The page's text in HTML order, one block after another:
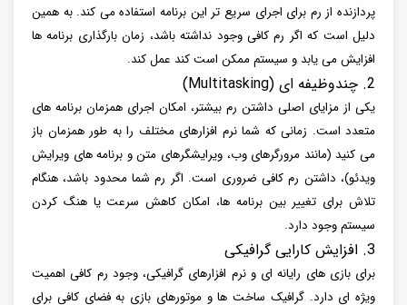
پردازنده از رم برای اجرای سریع تر این برنامه استفاده می کند. به همین
دلیل است که اگر رم کافی وجود نداشته باشد، زمان بارگذاری برنامه ها
افزایش می یابد و سیستم ممکن است کند عمل کند.
2. چندوظیفه ای (Multitasking)
یکی از مزایای اصلی داشتن رم بیشتر، امکان اجرای همزمان برنامه های
متعدد است. زمانی که شما نرم افزارهای مختلف را به طور همزمان باز
می کنید (مانند مرورگرهای وب، ویرایشگرهای متن و برنامه های ویرایش
ویدئو)، داشتن رم کافی ضروری است. اگر رم شما محدود باشد، هنگام
تلاش برای تغییر بین برنامه ها، امکان کاهش سرعت یا هنگ کردن
سیستم وجود دارد.
3. افزایش کارایی گرافیکی
برای بازی های رایانه ای و نرم افزارهای گرافیکی، وجود رم کافی اهمیت
ویژه ای دارد. گرافیک ساخت ها و موتورهای بازی به فضای کافی برای